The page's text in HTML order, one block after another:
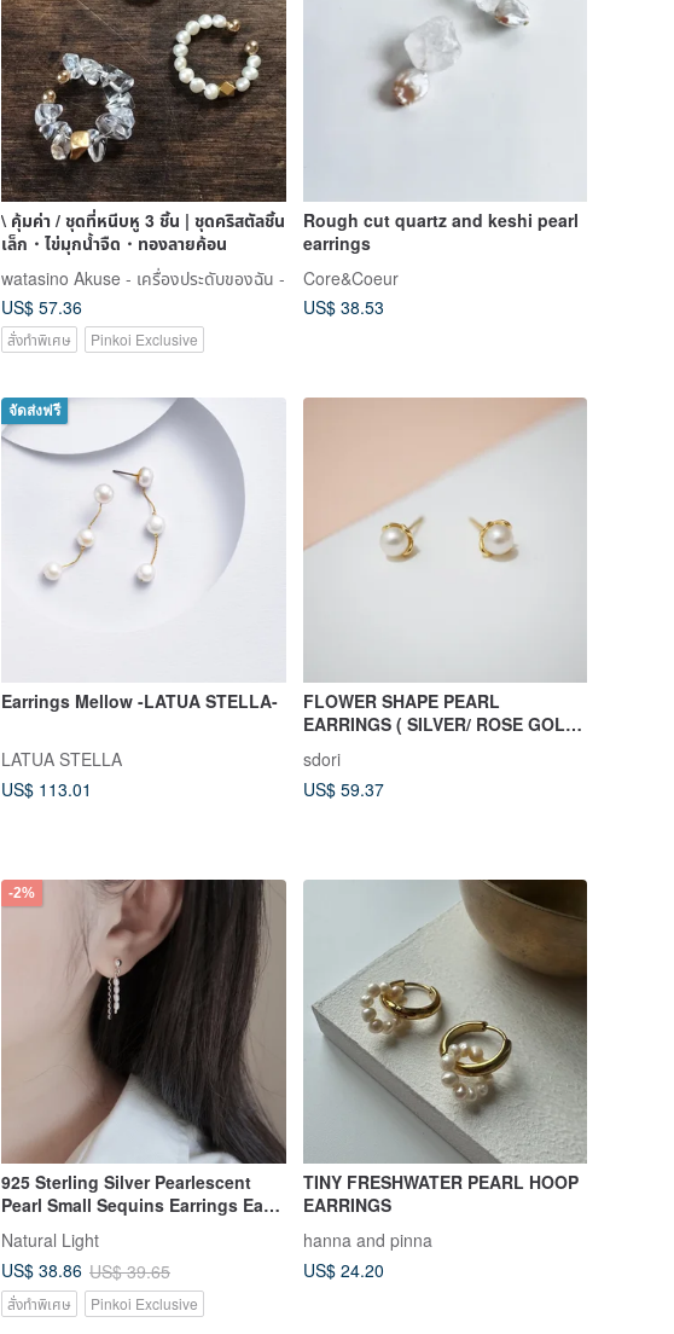
\ คุ้มค่า / ชุดที่หนีบหู 3 ชิ้น | ชุดคริสตัลชิ้น
เล็ก・ไข่มุกน้ำจืด・ทองลายค้อน
watasino Akuse - เครื่องประดับของฉัน -
US$ 57.36
สั่งทำพิเศษ Pinkoi Exclusive
Rough cut quartz and keshi pearl
earrings
Core&Coeur
US$ 38.53
จัดส่งฟรี
Earrings Mellow -LATUA STELLA-
LATUA STELLA
US$ 113.01
FLOWER SHAPE PEARL
EARRINGS ( SILVER/ ROSE GOLD/
sdori
US$ 59.37
-2%
925 Sterling Silver Pearlescent
Pearl Small Sequins Earrings Ear
Clips - A Pair with Complimentary
Gift Packaging
Natural Light
US$ 38.86 US$ 39.65
สั่งทำพิเศษ Pinkoi Exclusive
TINY FRESHWATER PEARL HOOP
EARRINGS
hanna and pinna
US$ 24.20